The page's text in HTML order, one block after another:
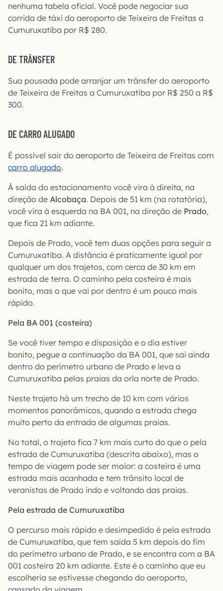
nenhuma tabela oficial. Você pode negociar sua
corrida de táxi do aeroporto de Teixeira de Freitas a
Cumuruxatiba por R$ 280.
DE TRÂNSFER
Sua pousada pode arranjar um trânsfer do aeroporto
de Teixeira de Freitas a Cumuruxatiba por R$ 250 a R$
300.
DE CARRO ALUGADO
É possível sair do aeroporto de Teixeira de Freitas com
carro alugado.
À saída do estacionamento você vira à direita, na
direção de Alcobaça. Depois de 51 km (na rotatória),
você vira à esquerda na BA 001, na direção de Prado,
que fica 21 km adiante.
Depois de Prado, você tem duas opções para seguir a
Cumuruxatiba. A distância é praticamente igual por
qualquer um dos trajetos, com cerca de 30 km em
estrada de terra. O caminho pela costeira é mais
bonito, mas o que vai por dentro é um pouco mais
rápido.
Pela BA 001 (costeira)
Se você tiver tempo e disposição e o dia estiver
bonito, pegue a continuação da BA 001, que sai ainda
dentro do perímetro urbano de Prado e leva a
Cumuruxatiba pelas praias da orla norte de Prado.
Neste trajeto há um trecho de 10 km com vários
momentos panorâmicos, quando a estrada chega
muito perto da entrada de algumas praias.
No total, o trajeto fica 7 km mais curto do que o pela
estrada de Cumuruxatiba (descrita abaixo), mas o
tempo de viagem pode ser maior: a costeira é uma
estrada mais acanhada e tem trânsito local de
veranistas de Prado indo e voltando das praias.
Pela estrada de Cumuruxatiba
O percurso mais rápido e desimpedido é pela estrada
de Cumuruxatiba, que tem saída 5 km depois do fim
do perímetro urbano de Prado, e se encontra com a BA
001 costeira 20 km adiante. Este é o caminho que eu
escolheria se estivesse chegando do aeroporto,